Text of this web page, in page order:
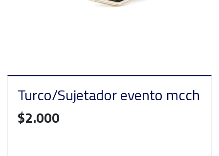
Turco/Sujetador evento mcch
$2.000